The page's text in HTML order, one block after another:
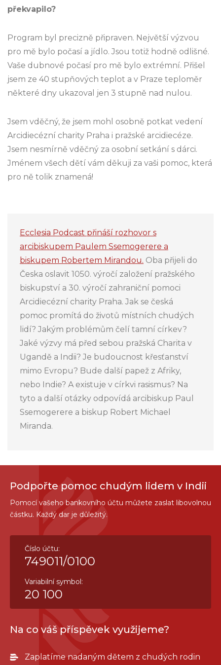
překvapilo?
Program byl precizně připraven. Největší výzvou
pro mě bylo počasí a jídlo. Jsou totiž hodně odlišné.
Vaše dubnové počasí pro mě bylo extrémní. Přišel
jsem ze 40 stupňových teplot a v Praze teploměr
některé dny ukazoval jen 3 stupně nad nulou.
Jsem vděčný, že jsem mohl osobně potkat vedení
Arcidiecézní charity Praha i pražské arcidiecéze.
Jsem nesmírně vděčný za osobní setkání s dárci.
Jménem všech dětí vám děkuji za vaši pomoc, která
pro ně tolik znamená!
Ecclesia Podcast přináší rozhovor s
arcibiskupem Paulem Ssemogerere a
biskupem Robertem Mirandou. Oba přijeli do
Česka oslavit 1050. výročí založení pražského
biskupství a 30. výročí zahraniční pomoci
Arcidiecézní charity Praha. Jak se česká
pomoc promítá do životů místních chudých
lidí? Jakým problémům čelí tamní církev?
Jaké výzvy má před sebou pražská Charita v
Ugandě a Indii? Je budoucnost křesťanství
mimo Evropu? Bude další papež z Afriky,
nebo Indie? A existuje v církvi rasismus? Na
tyto a další otázky odpovídá arcibiskup Paul
Ssemogerere a biskup Robert Michael
Miranda.
Podpořte pomoc chudým lidem v Indii
Pomocí vašeho bankovního účtu můžete zaslat libovolnou
částku. Každý dar je důležitý.
Číslo účtu:
749011/0100
Variabilní symbol:
20 100
Na co váš příspěvek využijeme?
Zaplatíme nadaným dětem z chudých rodin